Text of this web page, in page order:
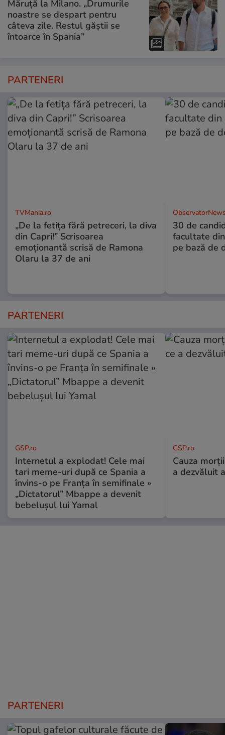
Măruță la Milano. „Drumurile
noastre se despart pentru
câteva zile. Restul găștii se
întoarce în Spania”
PARTENERI
TVMania.ro
„De la fetița fără petreceri, la diva
din Capri!” Scrisoarea
emoționantă scrisă de Ramona
Olaru la 37 de ani
30 de
facultate
pe bază de
PARTENERI
GSP.ro
Internetul a explodat! Cele mai
tari meme-uri după ce Spania a
învins-o pe Franța în semifinale »
„Dictatorul” Mbappe a devenit
bebelușul lui Yamal
GSP.ro
Cauza
a dezvăluit
PARTENERI